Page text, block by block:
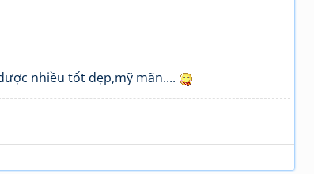
nhiều tốt đẹp,mỹ mãn....